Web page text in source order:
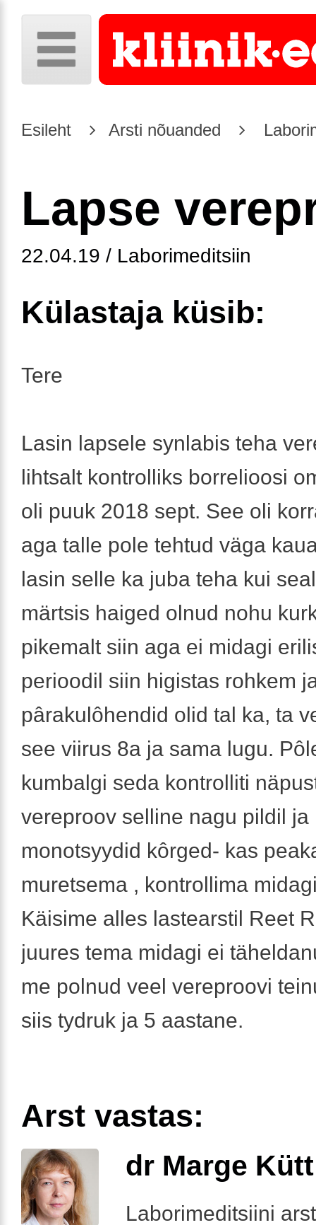
Esileht Arsti nõuanded
Lapse
22.04.19 / Laborimeditsiin
Külastaja küsib:
Tere
Lasin lapsele synlabis teha
lihtsalt kontrolliks borrelioosi
oli puuk 2018 sept. See oli
aga talle pole tehtud väga
lasin selle ka juba teha kui
märtsis haiged olnud nohu
pikemalt siin aga ei midagi
perioodil siin higistas rohkem
pârakulôhendid olid tal ka, ta
see viirus 8a ja sama lugu.
kumbalgi seda kontrolliti
vereproov selline nagu pildil ja
monotsyydid kôrged- kas
muretsema , kontrollima
Käisime alles lastearstil Reet
juures tema midagi ei
me polnud veel vereproovi
siis tydruk ja 5 aastane.
Arst vastas:
dr Marge Kütt
Laborimeditsiini arst